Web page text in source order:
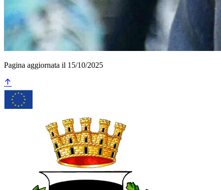
Pagina aggiornata il 15/10/2025